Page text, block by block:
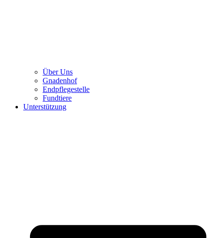
Über Uns
Gnadenhof
Endpflegestelle
Fundtiere
Unterstützung